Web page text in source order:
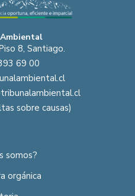
8, Santiago.
69 00
sobre causas)
somos?
orgánica